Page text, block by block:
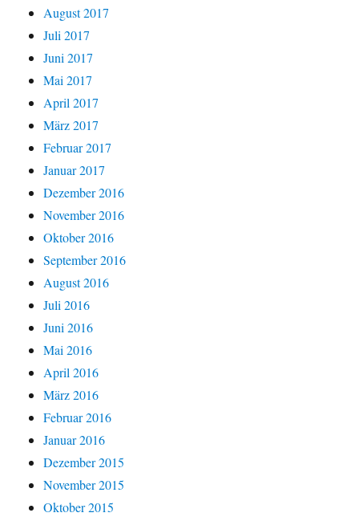
August 2017
Juli 2017
Juni 2017
Mai 2017
April 2017
März 2017
Februar 2017
Januar 2017
Dezember 2016
November 2016
Oktober 2016
September 2016
August 2016
Juli 2016
Juni 2016
Mai 2016
April 2016
März 2016
Februar 2016
Januar 2016
Dezember 2015
November 2015
Oktober 2015